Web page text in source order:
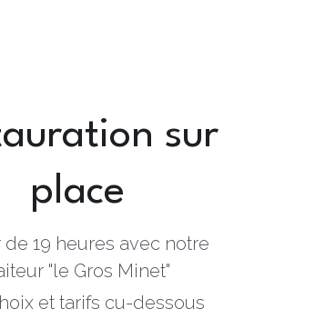
sur
place
de 19 heures avec notre
"le Gros Minet"
et tarifs cu-dessous